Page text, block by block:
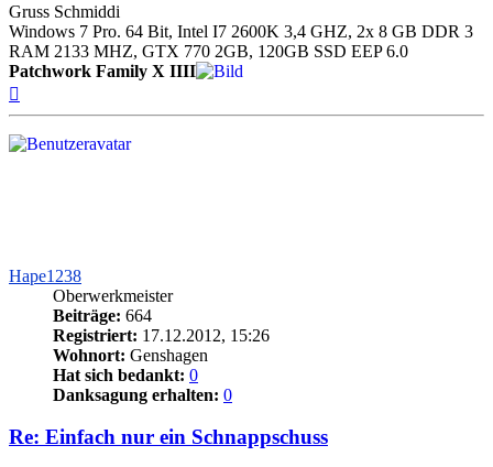
Gruss Schmiddi
Windows 7 Pro. 64 Bit, Intel I7 2600K 3,4 GHZ, 2x 8 GB DDR 3
RAM 2133 MHZ, GTX 770 2GB, 120GB SSD EEP 6.0
Patchwork Family X IIII
Hape1238
Oberwerkmeister
Beiträge: 664
Registriert: 17.12.2012, 15:26
Wohnort: Genshagen
Hat sich bedankt: 0
Danksagung erhalten: 0
Re: Einfach nur ein Schnappschuss